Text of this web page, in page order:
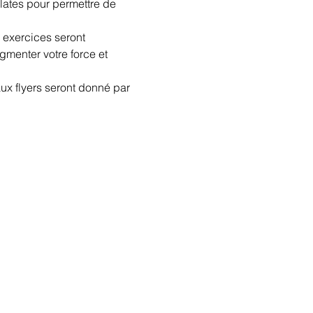
pour permettre de
seront
votre force et
flyers seront donné par